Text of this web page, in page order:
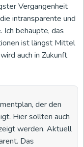
Vergangenheit
intransparente und
Ich behaupte, das
ist längst Mittel
auch in Zukunft
der den
Hier sollten auch
werden. Aktuell
Das